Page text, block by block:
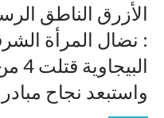
الأزرق الناطق
: نضال المرأة
واستبعد نجاح